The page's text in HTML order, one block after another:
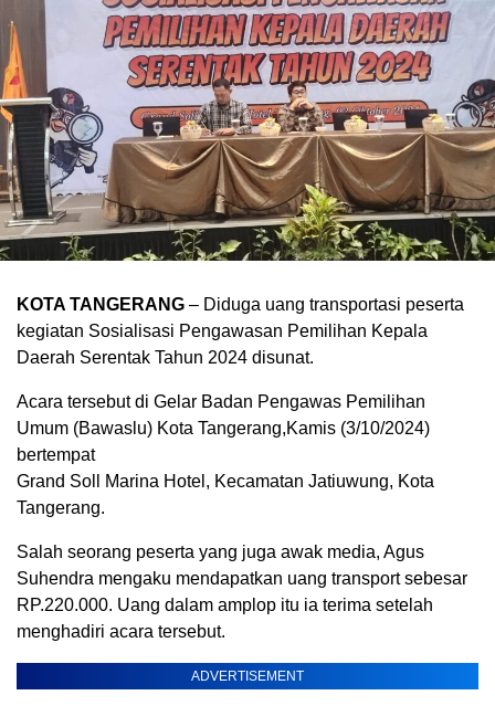
KOTA TANGERANG – Diduga uang transportasi peserta
kegiatan Sosialisasi Pengawasan Pemilihan Kepala
Daerah Serentak Tahun 2024 disunat.
Acara tersebut di Gelar Badan Pengawas Pemilihan
Umum (Bawaslu) Kota Tangerang,Kamis (3/10/2024)
bertempat
Grand Soll Marina Hotel, Kecamatan Jatiuwung, Kota
Tangerang.
Salah seorang peserta yang juga awak media, Agus
Suhendra mengaku mendapatkan uang transport sebesar
RP.220.000. Uang dalam amplop itu ia terima setelah
menghadiri acara tersebut.
ADVERTISEMENT